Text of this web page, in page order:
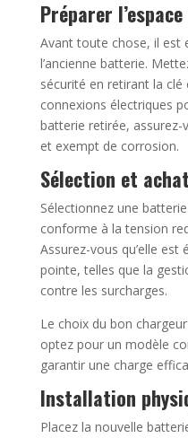
Préparer
Avant toute chose, il est
l’ancienne batterie.
sécurité en retirant la
connexions électriques
batterie retirée, assurez-
et exempt de corrosion.
Sélection et
Sélectionnez une
conforme à la tension
Assurez-vous qu’elle
pointe, telles que la
contre les surcharges.
Le choix du bon
optez pour un modèle
garantir une charge
Installation
Placez la nouvelle